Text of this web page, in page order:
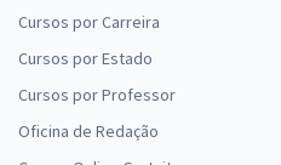
Cursos por Carreira
Cursos por Estado
Cursos por Professor
Oficina de Redação